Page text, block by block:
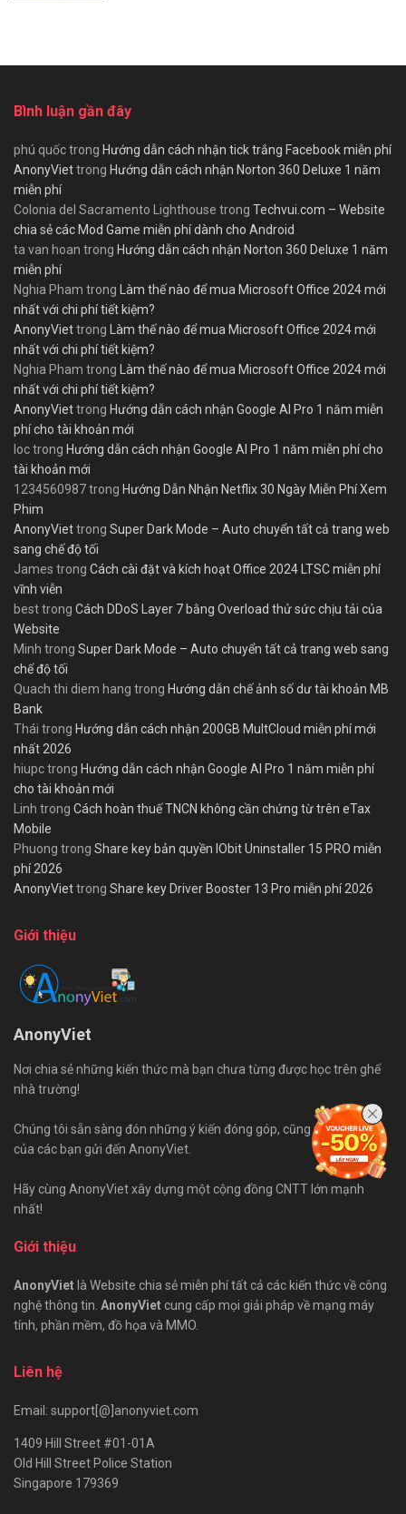
Bình luận gần đây
phú quốctrong Hướng dẫn cách nhận tick trắng Facebook miễn phí
AnonyViettrong Hướng dẫn cách nhận Norton 360 Deluxe 1 năm
miễn phí
Colonia del Sacramento Lighthouse trong Techvui.com – Website
chia sẻ các Mod Game miễn phí dành cho Android
ta van hoan trong Hướng dẫn cách nhận Norton 360 Deluxe 1 năm
miễn phí
Nghia Pham trong Làm thế nào để mua Microsoft Office 2024 mới
nhất với chi phí tiết kiệm?
AnonyViettrong Làm thế nào để mua Microsoft Office 2024 mới
nhất với chi phí tiết kiệm?
Nghia Pham trong Làm thế nào để mua Microsoft Office 2024 mới
nhất với chi phí tiết kiệm?
AnonyViettrong Hướng dẫn cách nhận Google AI Pro 1 năm miễn
phí cho tài khoản mới
loctrong Hướng dẫn cách nhận Google AI Pro 1 năm miễn phí cho
tài khoản mới
1234560987trong Hướng Dẫn Nhận Netflix 30 Ngày Miễn Phí Xem
Phim
AnonyViettrong Super Dark Mode – Auto chuyển tất cả trang web
sang chế độ tối
James trong Cách cài đặt và kích hoạt Office 2024 LTSC miễn phí
vĩnh viễn
besttrong Cách DDoS Layer 7 bằng Overload thử sức chịu tải của
Website
Minh trong Super Dark Mode – Auto chuyển tất cả trang web sang
chế độ tối
Quach thi diem hang trong Hướng dẫn chế ảnh số dư tài khoản MB
Bank
Thái trong Hướng dẫn cách nhận 200GB MultCloud miễn phí mới
nhất 2026
hiupctrong Hướng dẫn cách nhận Google AI Pro 1 năm miễn phí
cho tài khoản mới
Linh trong Cách hoàn thuế TNCN không cần chứng từ trên eTax
Mobile
Phuong trong Share key bản quyền IObit Uninstaller 15 PRO miễn
phí 2026
AnonyViettrong Share key Driver Booster 13 Pro miễn phí 2026
Giới thiệu
AnonyViet
Nơi chia sẻ những kiến thức mà bạn chưa từng được học trên ghế
nhà trường!
Chúng tôi sẵn sàng đón những ý kiến đóng góp, cũng như bài viết
của các bạn gửi đến AnonyViet.
Hãy cùng AnonyViet xây dựng một cộng đồng CNTT lớn mạnh
nhất!
Giới thiệu
AnonyVietlà Website chia sẻ miễn phí tất cả các kiến thức về công
nghệ thông tin. AnonyViet cung cấp mọi giải pháp về mạng máy
tính, phần mềm, đồ họa và MMO.
Liên hệ
Email: support[@]anonyviet.com
1409 Hill Street #01-01A
Old Hill Street Police Station
Singapore 179369